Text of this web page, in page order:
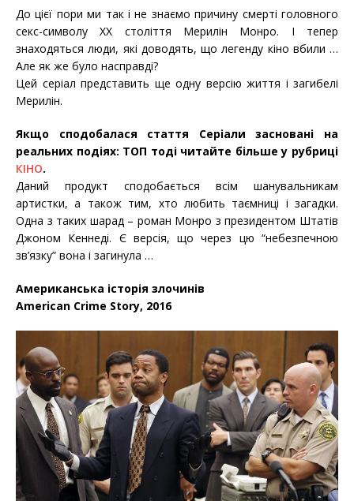
До цієї пори ми так і не знаємо причину смерті головного
секс-символу ХХ століття Мерилін Монро. І тепер
знаходяться люди, які доводять, що легенду кіно вбили …
Але як же було насправді?
Цей серіал представить ще одну версію життя і загибелі
Мерилін.
Якщо сподобалася стаття Серіали засновані на
реальних подіях: ТОП тоді читайте більше у рубриці
КІНО.
Даний продукт сподобається всім шанувальникам
артистки, а також тим, хто любить таємниці і загадки.
Одна з таких шарад – роман Монро з президентом Штатів
Джоном Кеннеді. Є версія, що через цю “небезпечною
зв’язку” вона і загинула …
Американська історія злочинів
American Crime Story, 2016